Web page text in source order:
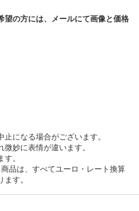
の方には、メールにて画像と価格
になる場合がございます。
妙に表情が違います。
。
品は、すべてユーロ・レート換算
す。